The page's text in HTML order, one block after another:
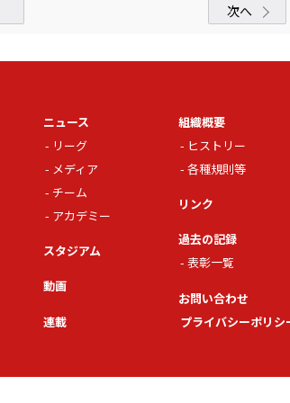
次へ
ニュース
リーグ
メディア
チーム
アカデミー
スタジアム
動画
連載
組織概要
ヒストリー
各種規則等
リンク
過去の記録
表彰一覧
お問い合わせ
プライバシーポリシ